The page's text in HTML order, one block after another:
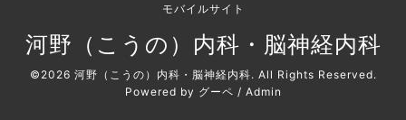
モバイルサイト
河野（こうの）内科・脳神経内科
©2026 河野（こうの）内科・脳神経内科. All Rights Reserved.
Powered by グーペ / Admin